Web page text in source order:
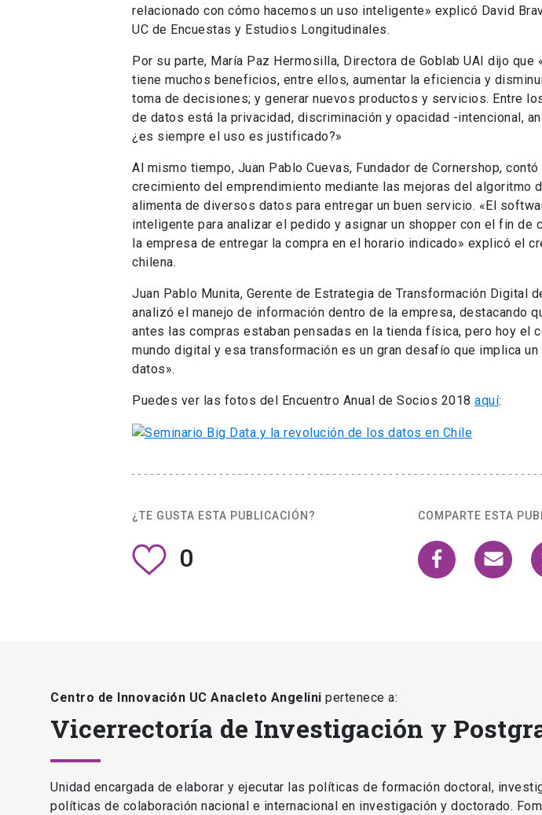
relacionado con cómo hacemos un uso inteligente» explicó David
UC de Encuestas y Estudios Longitudinales.
Por su parte, María Paz Hermosilla, Directora de Goblab UAI dijo que
tiene muchos beneficios, entre ellos, aumentar la eficiencia y
toma de decisiones; y generar nuevos productos y servicios. Entre
de datos está la privacidad, discriminación y opacidad -intencional,
¿es siempre el uso es justificado?»
Al mismo tiempo, Juan Pablo Cuevas, Fundador de Cornershop,
crecimiento del emprendimiento mediante las mejoras del algoritmo
alimenta de diversos datos para entregar un buen servicio. «El
inteligente para analizar el pedido y asignar un shopper con el fin de
la empresa de entregar la compra en el horario indicado» explicó el
chilena.
Juan Pablo Munita, Gerente de Estrategia de Transformación Digital
analizó el manejo de información dentro de la empresa, destacando
antes las compras estaban pensadas en la tienda física, pero hoy el
mundo digital y esa transformación es un gran desafío que implica
datos».
Puedes ver las fotos del Encuentro Anual de Socios 2018 aquí:
¿TE GUSTA ESTA PUBLICACIÓN?
0
COMPARTE ESTA
Centro de Innovación UC Anacleto Angelini pertenece a:
Vicerrectoría de Investigación y
Unidad encargada de elaborar y ejecutar las políticas de formación doctoral,
políticas de colaboración nacional e internacional en investigación y doctorado.